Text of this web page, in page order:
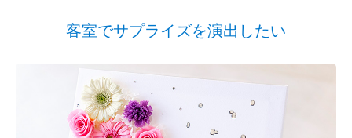
客室でサプライズを演出したい